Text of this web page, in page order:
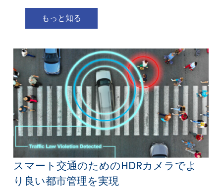
もっと知る
スマート交通のためのHDRカメラでよ
り良い都市管理を実現